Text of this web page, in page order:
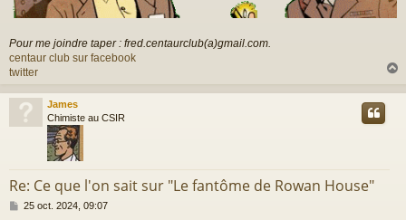
Pour me joindre taper : fred.centaurclub(a)gmail.com.
centaur club sur facebook
twitter
u
James
Chimiste au CSIR
Re: Ce que l'on sait sur "Le fantôme de Rowan House"
M
25 oct. 2024, 09:07